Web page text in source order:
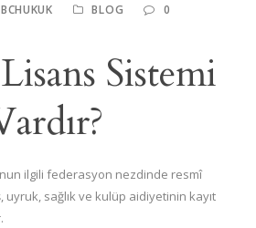
BLOG 0
Sistemi
ilgili federasyon nezdinde resmî
uyruk, sağlık ve kulüp aidiyetinin kayıt